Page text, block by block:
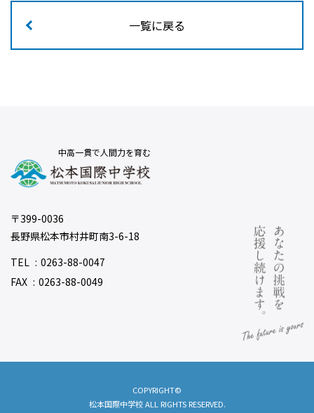
一覧に戻る
中高一貫で人間力を育む
〒399-0036
長野県松本市村井町南3-6-18
TEL
0263-88-0047
FAX
0263-88-0049
COPYRIGHT©
松本国際中学校 ALL RIGHTS RESERVED.